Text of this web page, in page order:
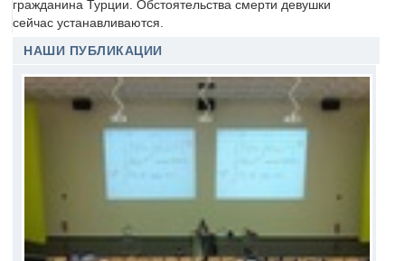
гражданина Турции. Обстоятельства смерти девушки
сейчас устанавливаются.
НАШИ ПУБЛИКАЦИИ